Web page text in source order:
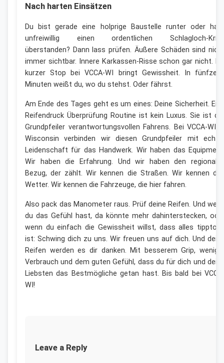
Nach harten Einsätzen
Du bist gerade eine holprige Baustelle runter oder
unfreiwillig einen ordentlichen Schlagloch-
überstanden? Dann lass prüfen. Äußere Schäden sind
immer sichtbar. Innere Karkassen-Risse schon gar nicht.
kurzer Stop bei VCCA-WI bringt Gewissheit. In
Minuten weißt du, wo du stehst. Oder fährst.
Am Ende des Tages geht es um eines: Deine Sicherheit.
Reifendruck Überprüfung Routine ist kein Luxus. Sie ist
Grundpfeiler verantwortungsvollen Fahrens. Bei VCCA-WI
Wisconsin verbinden wir diesen Grundpfeiler mit
Leidenschaft für das Handwerk. Wir haben das
Wir haben die Erfahrung. Und wir haben den
Bezug, der zählt. Wir kennen die Straßen. Wir kennen
Wetter. Wir kennen die Fahrzeuge, die hier fahren.
Also pack das Manometer raus. Prüf deine Reifen. Und
du das Gefühl hast, da könnte mehr dahinterstecken,
wenn du einfach die Gewissheit willst, dass alles
ist: Schwing dich zu uns. Wir freuen uns auf dich. Und
Reifen werden es dir danken. Mit besserem Grip,
Verbrauch und dem guten Gefühl, dass du für dich und
Liebsten das Bestmögliche getan hast. Bis bald bei
WI!
Leave a Reply